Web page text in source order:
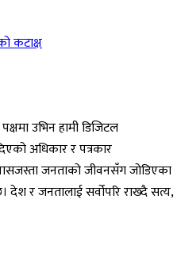
कटाक्ष
उभिन हामी डिजिटल
अधिकार र पत्रकार
जनताको जीवनसँग जोडिएका
र जनतालाई सर्वोपरि राख्दै सत्य,